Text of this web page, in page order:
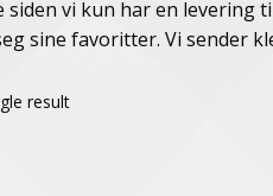
vi kun har en levering
sine favoritter. Vi sender
result